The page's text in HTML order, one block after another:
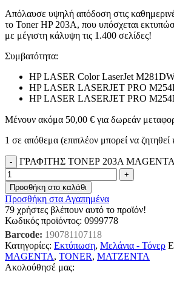
Απόλαυσε υψηλή απόδοση στις
το Toner HP 203A, που υπόσχεται
με μέγιστη κάλυψη τις 1.400 σελίδες!
Συμβατότητα:
HP LASER Color LaserJet
HP LASER LASERJET PRO
HP LASER LASERJET PRO
Μένουν ακόμα 50,00 € για δωρεάν
1 σε απόθεμα (επιπλέον μπορεί να ζητηθεί
ΓΡΑΦΙΤΗΣ ΤΟΝΕΡ 203A MAGENTA
Προσθήκη στο καλάθι
Προσθήκη στα Αγαπημένα
79 χρήστες βλέπουν αυτό το προϊόν!
Κωδικός προϊόντος: 0999778
Barcode: 190781107118
Κατηγορίες: Εκτύπωση, Μελάνια - Τόνερ
MAGENTA, TONER, ΜΑΤΖΕΝΤΑ
Ακολούθησέ μας: